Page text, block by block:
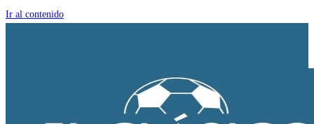
Ir al contenido